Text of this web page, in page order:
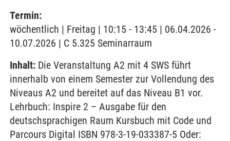
Termin:
wöchentlich | Freitag | 10:15 - 13:45 | 06.04.2026 -
10.07.2026 | C 5.325 Seminarraum
Inhalt: Die Veranstaltung A2 mit 4 SWS führt
innerhalb von einem Semester zur Vollendung des
Niveaus A2 und bereitet auf das Niveau B1 vor.
Lehrbuch: Inspire 2 – Ausgabe für den
deutschsprachigen Raum Kursbuch mit Code und
Parcours Digital ISBN 978-3-19-033387-5 Oder: